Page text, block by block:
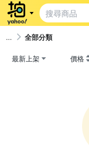
全部分類
最新上架 價格